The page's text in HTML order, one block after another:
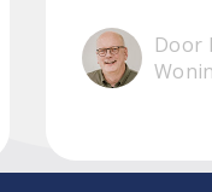
Door